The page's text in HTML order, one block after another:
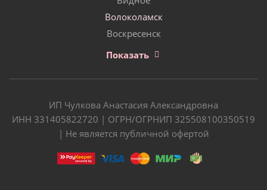
Волоколамск
Воскресенск
Показать
ИП Чулкова Анастасия Александровна
ИНН 331405822720 | ОГРН/ОГРНИП 325508100350519
| Не является публичной офертой